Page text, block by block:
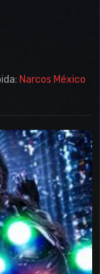
Narcos México